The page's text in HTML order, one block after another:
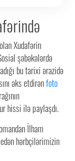
Xudafərin
şəbəkələrdə
bu tarixi ərazidə
əks etdirənfoto
hissi ilə paylaşdı.
İlham
hərbçilərimizin